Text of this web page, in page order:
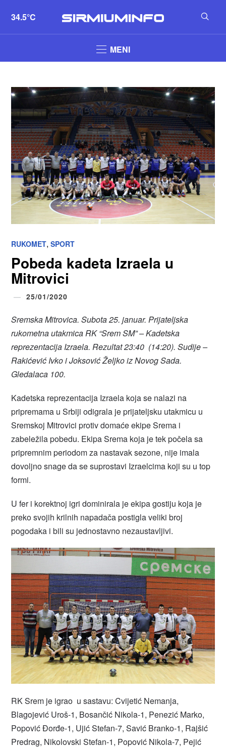
34.5°C
MENI
RUKOMET,SPORT
Pobeda kadeta Izraela u
Mitrovici
25/01/2020
Sremska Mitrovica. Subota 25. januar. Prijateljska
rukometna utakmica RK “Srem SM” – Kadetska
reprezentacija Izraela. Rezultat 23:40 (14:20). Sudije –
Rakićević Ivko i Joksović Željko iz Novog Sada.
Gledalaca 100.
Kadetska reprezentacija Izraela koja se nalazi na
pripremama u Srbiji odigrala je prijateljsku utakmicu u
Sremskoj Mitrovici protiv domaće ekipe Srema i
zabeležila pobedu. Ekipa Srema koja je tek počela sa
pripremnim periodom za nastavak sezone, nije imala
dovoljno snage da se suprostavi Izraelcima koji su u top
formi.
U fer i korektnoj igri dominirala je ekipa gostiju koja je
preko svojih krilnih napadača postigla veliki broj
pogodaka i bili su jednostavno nezaustavljivi.
RK Srem je igrao u sastavu: Cvijetić Nemanja,
Blagojević Uroš-1, Bosančić Nikola-1, Penezić Marko,
Popović Đorđe-1, Ujić Stefan-7, Savić Branko-1, Rajšić
Predrag, Nikolovski Stefan-1, Popović Nikola-7, Pejić